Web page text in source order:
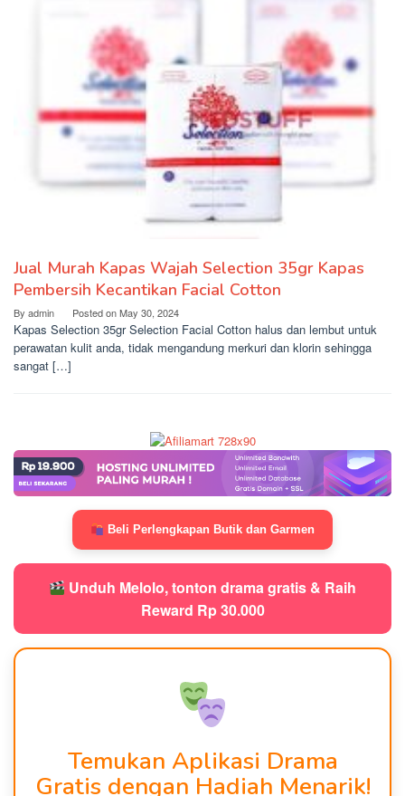
Jual Murah Kapas Wajah Selection 35gr Kapas
Pembersih Kecantikan Facial Cotton
By admin Posted onMay 30, 2024
Kapas Selection 35gr Selection Facial Cotton halus dan lembut untuk
perawatan kulit anda, tidak mengandung merkuri dan klorin sehingga
sangat […]
Beli Perlengkapan Butik dan Garmen
Unduh Melolo, tonton drama gratis & Raih
Reward Rp 30.000
Temukan Aplikasi Drama
Gratis dengan Hadiah Menarik!